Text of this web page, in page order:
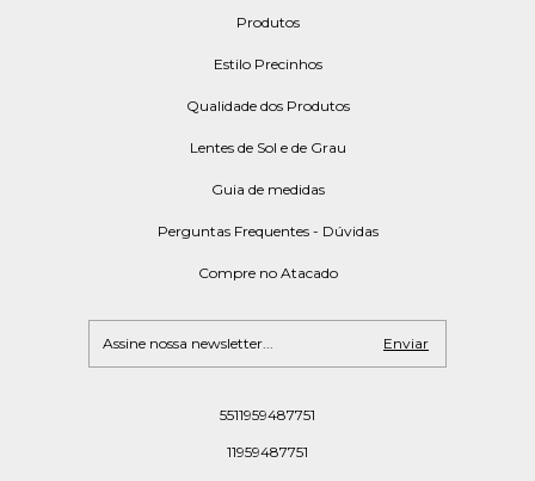
Produtos
Estilo Precinhos
Qualidade dos Produtos
Lentes de Sol e de Grau
Guia de medidas
Perguntas Frequentes - Dúvidas
Compre no Atacado
5511959487751
11959487751